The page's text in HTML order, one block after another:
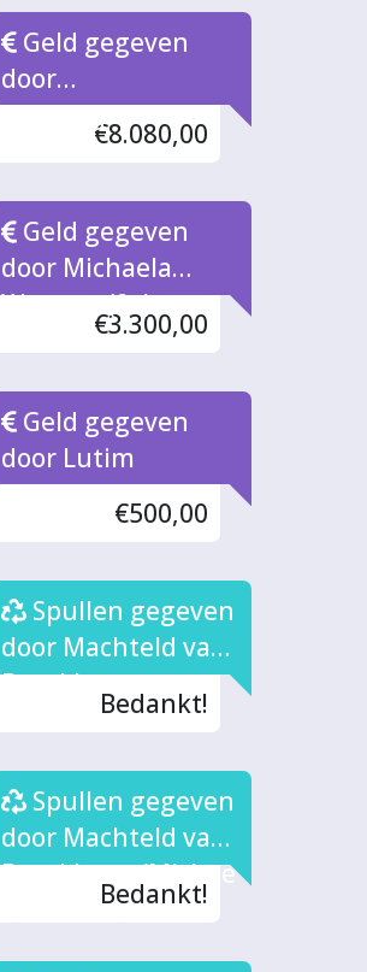
Geld gegeven
door
Walburgiskerk
€8.080,00
Geld gegeven
door Michaela
Westera (2x)
€3.300,00
Geld gegeven
door Lutim
€500,00
Spullen gegeven
door Machteld van
Bronkhorst
Bedankt!
Spullen gegeven
door Machteld van
Bronkhorst/Michae
la WesteraBedankt!